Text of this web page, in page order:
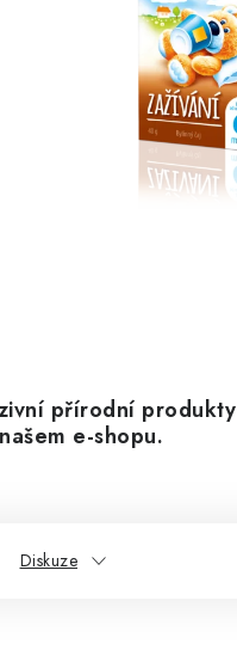
přírodní produkty
e-shopu.
Diskuze